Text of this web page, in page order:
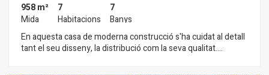
958 m²
Mida
7
Habitacions
7
Banys
En aquesta casa de moderna construcció s'ha cuidat al detall
tant el seu disseny, la distribució com la seva qualitat.